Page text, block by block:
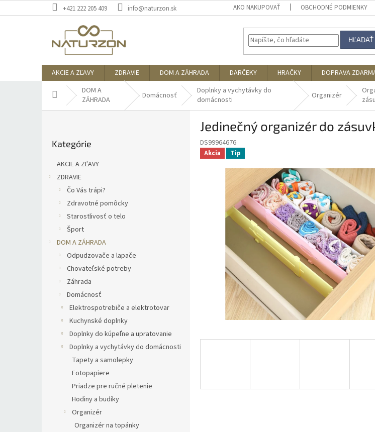
na
+421 222 205 409 info@naturzon.sk AKO NAKUPOVAŤ OBCHODNÉ PODMIENKY
HĽADAŤ
AKCIE A ZĽAVY ZDRAVIE DOM A ZÁHRADA DARČEKY HRAČKY DOPRAVA
DomovDOM A
ZÁHRADA
Domácnosť
Doplnky a vychytávky do
domácnosti
Organizér
kategórie
Kategórie
AKCIE A ZĽAVY
ZDRAVIE
Čo Vás trápi?
Zdravotné pomôcky
Starostlivosť o telo
Šport
DOM A ZÁHRADA
Odpudzovače a lapače
Chovateľské potreby
Záhrada
Domácnosť
Elektrospotrebiče a elektrotovar
Kuchynské doplnky
Doplnky do kúpeľne a upratovanie
Doplnky a vychytávky do domácnosti
Tapety a samolepky
Fotopapiere
Priadze pre ručné pletenie
Hodiny a budíky
Organizér
Organizér na topánky
Jedinečný organizér do
DS99964676
Akcia Tip